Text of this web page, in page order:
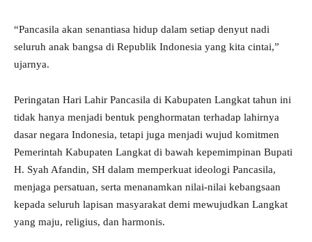
“Pancasila akan senantiasa hidup dalam setiap denyut nadi
seluruh anak bangsa di Republik Indonesia yang kita cintai,”
ujarnya.
Peringatan Hari Lahir Pancasila di Kabupaten Langkat tahun ini
tidak hanya menjadi bentuk penghormatan terhadap lahirnya
dasar negara Indonesia, tetapi juga menjadi wujud komitmen
Pemerintah Kabupaten Langkat di bawah kepemimpinan Bupati
H. Syah Afandin, SH dalam memperkuat ideologi Pancasila,
menjaga persatuan, serta menanamkan nilai-nilai kebangsaan
kepada seluruh lapisan masyarakat demi mewujudkan Langkat
yang maju, religius, dan harmonis.